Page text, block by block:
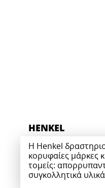
HENKEL
Η Henkel
κορυφαίες μάρκες
τομείς:
συγκολλητικά